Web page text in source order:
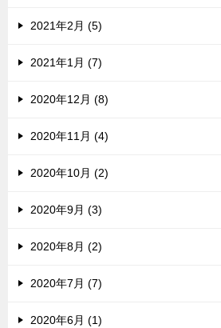
2021年2月 (5)
2021年1月 (7)
2020年12月 (8)
2020年11月 (4)
2020年10月 (2)
2020年9月 (3)
2020年8月 (2)
2020年7月 (7)
2020年6月 (1)